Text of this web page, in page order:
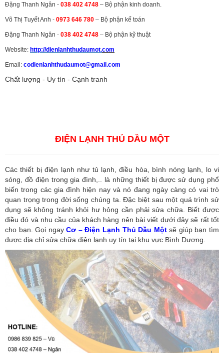
Đặng Thanh Ngân - 038 402 4748 – Bộ phận kinh doanh.
Võ Thị Tuyết Anh - 0973 646 780 – Bộ phận kế toán
Đặng Thanh Ngân - 038 402 4748 – Bộ phận kỹ thuật
Website: http://dienlanhthudaumot.com
Email: codienlanhthudaumot@gmail.com
Chất lượng - Uy tín - Cạnh tranh
ĐIỆN LẠNH THỦ DẦU MỘT
Các thiết bị điện lạnh như tủ lạnh, điều hòa, bình nóng lạnh, lo vi
sóng, đồ điện trong gia đình,.. là những thiết bị được sử dụng phổ
biến trong các gia đình hiện nay và nó đang ngày càng có vai trò
quan trọng trong đời sống chúng ta. Đặc biệt sau một quá trình sử
dụng sẽ không tránh khỏi hư hỏng cần phải sửa chữa. Biết được
điều đó và nhu cầu của khách hàng nên bài viết dưới đây sẽ rất tốt
cho bạn. Gọi ngayCơ – Điện Lạnh Thủ Dầu Một sẽ giúp bạn tìm
được địa chỉ sửa chữa điện lạnh uy tín tại khu vực Bình Dương.